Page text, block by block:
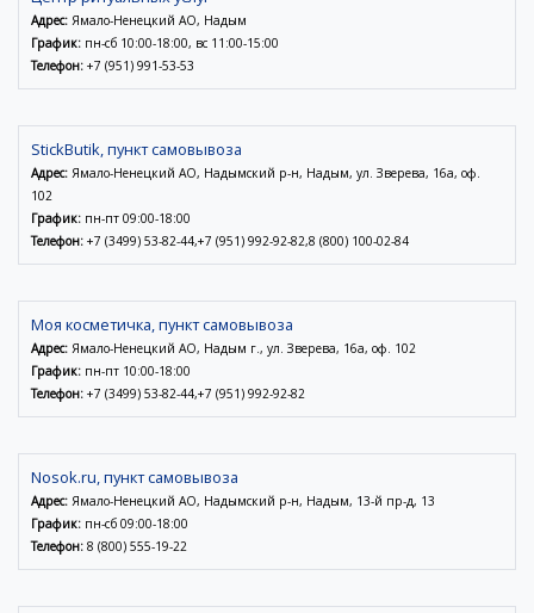
Адрес: Ямало-Ненецкий АО, Надым
График: пн-сб 10:00-18:00, вс 11:00-15:00
Телефон: +7 (951) 991-53-53
StickButik, пункт самовывоза
Адрес: Ямало-Ненецкий АО, Надымский р-н, Надым, ул. Зверева, 16а, оф.
102
График: пн-пт 09:00-18:00
Телефон: +7 (3499) 53-82-44,+7 (951) 992-92-82,8 (800) 100-02-84
Моя косметичка, пункт самовывоза
Адрес: Ямало-Ненецкий АО, Надым г., ул. Зверева, 16а, оф. 102
График: пн-пт 10:00-18:00
Телефон: +7 (3499) 53-82-44,+7 (951) 992-92-82
Nosok.ru, пункт самовывоза
Адрес: Ямало-Ненецкий АО, Надымский р-н, Надым, 13-й пр-д, 13
График: пн-сб 09:00-18:00
Телефон: 8 (800) 555-19-22